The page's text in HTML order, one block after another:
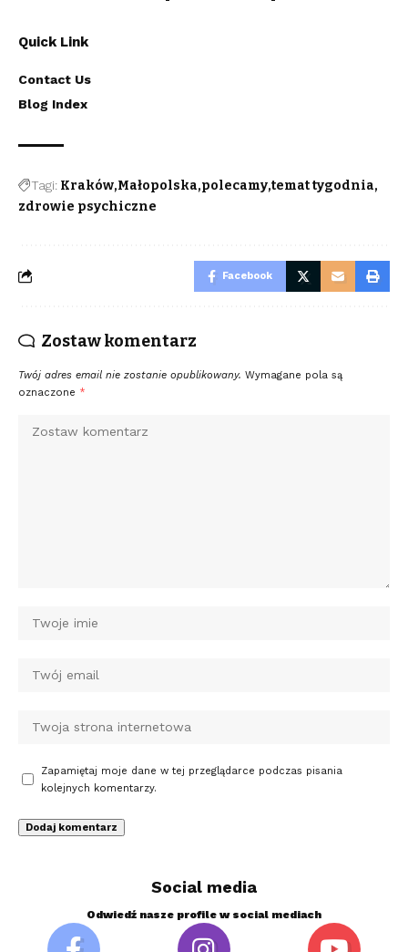
Quick Link
Contact Us
Blog Index
Tagi: Kraków Małopolska polecamy temat tygodnia
zdrowie psychiczne
Facebook
Zostaw komentarz
Twój adres email nie zostanie opublikowany. Wymagane pola są
oznaczone *
Zapamiętaj moje dane w tej przeglądarce podczas pisania
kolejnych komentarzy.
Social media
Odwiedź nasze profile w social mediach